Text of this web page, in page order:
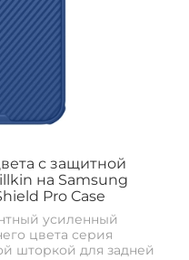
с защитной
на Samsung
Pro Case
усиленный
цвета серия
шторкой для задней